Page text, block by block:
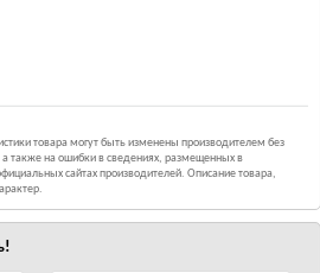
товара могут быть изменены производителем без
также на ошибки в сведениях, размещенных в
сайтах производителей. Описание товара,